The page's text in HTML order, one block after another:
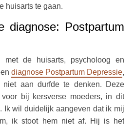
huisarts te gaan.
diagnose: Postpartum
met de huisarts, psycholoog en
diagnose Postpartum Depressie,
aan durfde te denken. Deze
bij kersverse moeders, in dit
Ik wil duidelijk aangeven dat ik mij
ik stoot hem niet af. Hij is het